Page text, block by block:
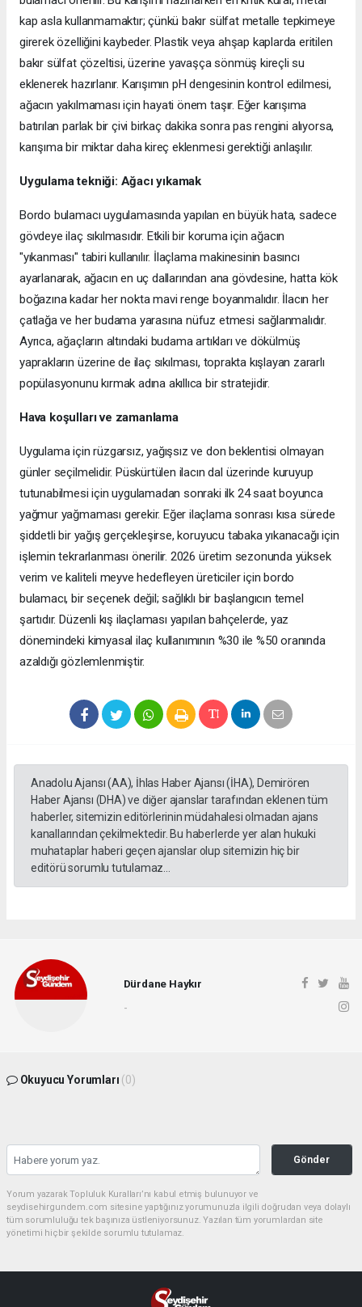
kap asla kullanmamaktır; çünkü bakır sülfat metalle tepkimeye
girerek özelliğini kaybeder. Plastik veya ahşap kaplarda eritilen
bakır sülfat çözeltisi, üzerine yavaşça sönmüş kireçli su
eklenerek hazırlanır. Karışımın pH dengesinin kontrol edilmesi,
ağacın yakılmaması için hayati önem taşır. Eğer karışıma
batırılan parlak bir çivi birkaç dakika sonra pas rengini alıyorsa,
karışıma bir miktar daha kireç eklenmesi gerektiği anlaşılır.
Uygulama tekniği: Ağacı yıkamak
Bordo bulamacı uygulamasında yapılan en büyük hata, sadece
gövdeye ilaç sıkılmasıdır. Etkili bir koruma için ağacın
"yıkanması" tabiri kullanılır. İlaçlama makinesinin basıncı
ayarlanarak, ağacın en uç dallarından ana gövdesine, hatta kök
boğazına kadar her nokta mavi renge boyanmalıdır. İlacın her
çatlağa ve her budama yarasına nüfuz etmesi sağlanmalıdır.
Ayrıca, ağaçların altındaki budama artıkları ve dökülmüş
yaprakların üzerine de ilaç sıkılması, toprakta kışlayan zararlı
popülasyonunu kırmak adına akıllıca bir stratejidir.
Hava koşulları ve zamanlama
Uygulama için rüzgarsız, yağışsız ve don beklentisi olmayan
günler seçilmelidir. Püskürtülen ilacın dal üzerinde kuruyup
tutunabilmesi için uygulamadan sonraki ilk 24 saat boyunca
yağmur yağmaması gerekir. Eğer ilaçlama sonrası kısa sürede
şiddetli bir yağış gerçekleşirse, koruyucu tabaka yıkanacağı için
işlemin tekrarlanması önerilir. 2026 üretim sezonunda yüksek
verim ve kaliteli meyve hedefleyen üreticiler için bordo
bulamacı, bir seçenek değil; sağlıklı bir başlangıcın temel
şartıdır. Düzenli kış ilaçlaması yapılan bahçelerde, yaz
dönemindeki kimyasal ilaç kullanımının %30 ile %50 oranında
azaldığı gözlemlenmiştir.
Anadolu Ajansı (AA), İhlas Haber Ajansı (İHA), Demirören
Haber Ajansı (DHA) ve diğer ajanslar tarafından eklenen tüm
haberler, sitemizin editörlerinin müdahalesi olmadan ajans
kanallarından çekilmektedir. Bu haberlerde yer alan hukuki
muhataplar haberi geçen ajanslar olup sitemizin hiç bir
editörü sorumlu tutulamaz...
Dürdane Haykır
-
Okuyucu Yorumları (0)
Gönder
Yorum yazarak Topluluk Kuralları’nı kabul etmiş bulunuyor ve
seydisehirgundem.com sitesine yaptığınız yorumunuzla ilgili doğrudan veya dolaylı
tüm sorumluluğu tek başınıza üstleniyorsunuz. Yazılan tüm yorumlardan site
yönetimi hiçbir şekilde sorumlu tutulamaz.